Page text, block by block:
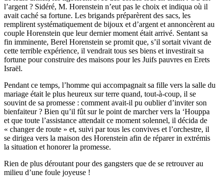
l’argent ? Sidéré, M. Horenstein n’eut pas le choix et indiqua où il
avait caché sa fortune. Les brigands préparèrent des sacs, les
remplirent systématiquement de bijoux et d’argent et annoncèrent au
couple Horenstein que leur dernier moment était arrivé. Sentant sa
fin imminente, Berel Horenstein se promit que, s’il sortait vivant de
cette terrible expérience, il vendrait tous ses biens et investirait sa
fortune pour construire des maisons pour les Juifs pauvres en Erets
Israël.
Pendant ce temps, l’homme qui accompagnait sa fille vers la salle du
mariage était le plus heureux sur terre quand, tout-à-coup, il se
souvint de sa promesse : comment avait-il pu oublier d’inviter son
bienfaiteur ? Bien qu’il fût sur le point de marcher vers la ‘Houppa
et que toute l’assistance attendait ce moment solennel, il décida de
« changer de route » et, suivi par tous les convives et l’orchestre, il
se dirigea vers la maison des Horenstein afin de réparer in extrémis
la situation et honorer la promesse.
Rien de plus déroutant pour des gangsters que de se retrouver au
milieu d’une foule joyeuse !